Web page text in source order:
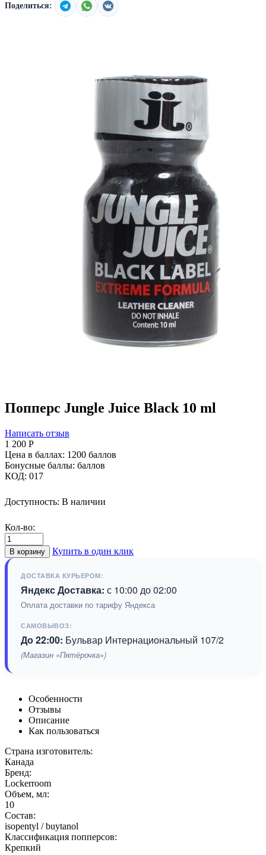
Поделиться:
Попперс Jungle Juice Black 10 ml
Написать отзыв
1 200 Р
Цена в баллах: 1200 баллов
Бонусные баллы: баллов
КОД: 017
Доступность: В наличии
Кол-во:
В корзину Купить в один клик
ДОСТАВКА КУРЬЕРОМ:
Яндекс Доставка: с 10:00 до 02:00
Оплата доставки по тарифу Яндекса
САМОВЫВОЗ:
До 22:00: Бульвар Интернациональный 107/2
(Магазин «Пятёрочка»)
Особенности
Отзывы
Описание
Как пользоваться
Страна изготовитель:
Канада
Бренд:
Lockerroom
Объем, мл:
10
Состав:
isopentyl / buytanol
Классификация попперсов:
Крепкий